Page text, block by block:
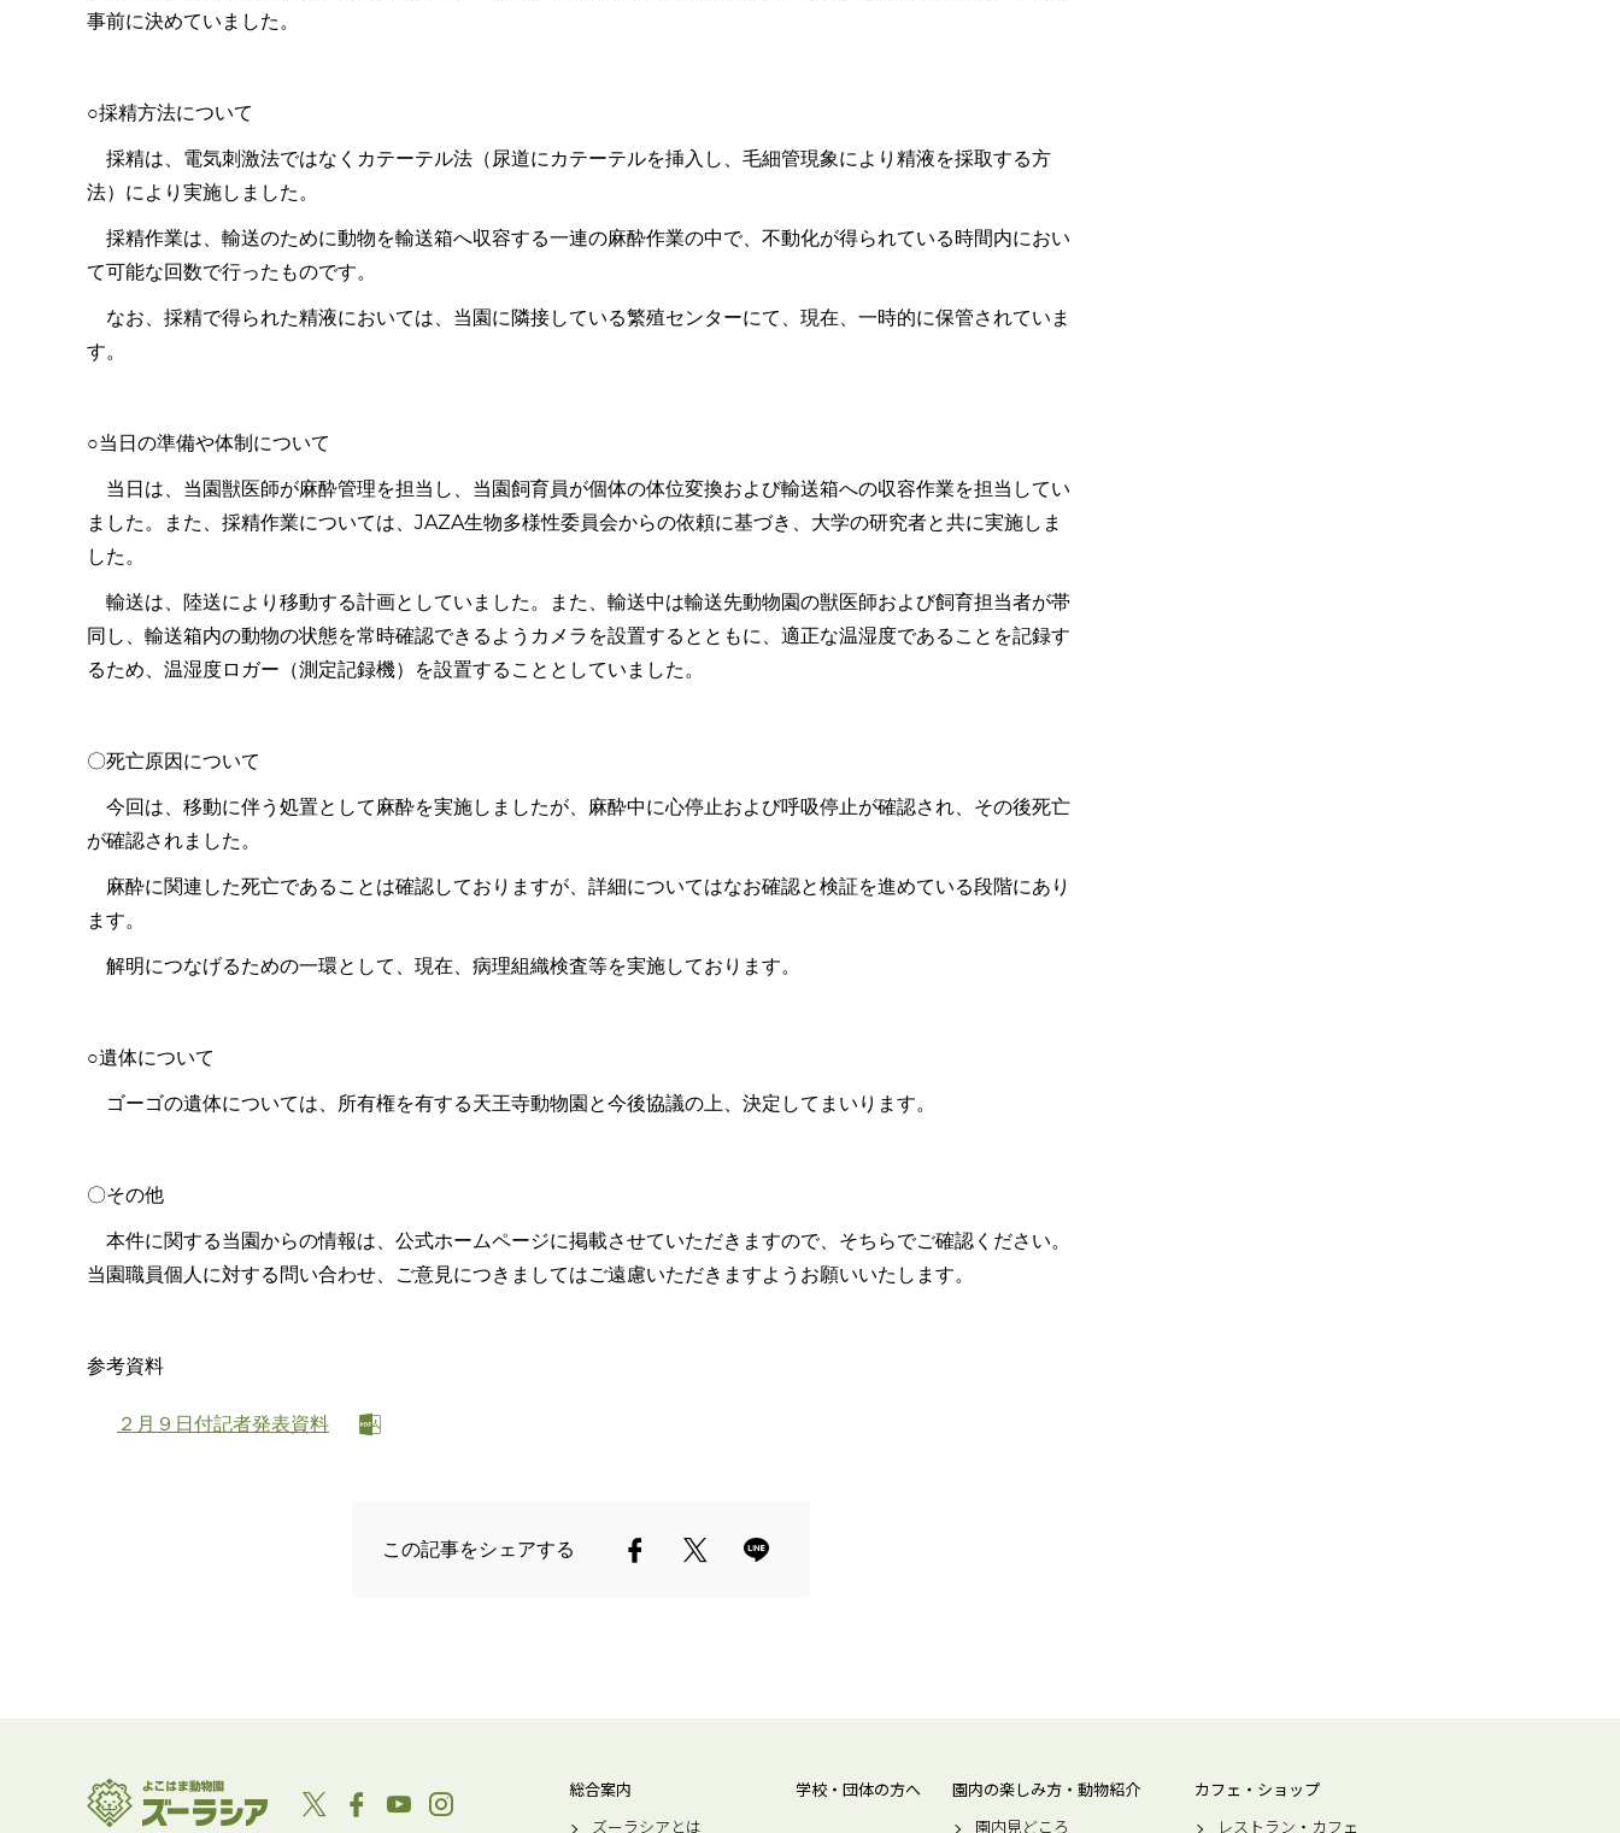
事前に決めていました。
○採精方法について
採精は、電気刺激法ではなくカテーテル法（尿道にカテーテルを挿入し、毛細管現象により精液を採取する方
法）により実施しました。
採精作業は、輸送のために動物を輸送箱へ収容する一連の麻酔作業の中で、不動化が得られている時間内におい
て可能な回数で行ったものです。
なお、採精で得られた精液においては、当園に隣接している繁殖センターにて、現在、一時的に保管されていま
す。
○当日の準備や体制について
当日は、当園獣医師が麻酔管理を担当し、当園飼育員が個体の体位変換および輸送箱への収容作業を担当してい
ました。また、採精作業については、JAZA生物多様性委員会からの依頼に基づき、大学の研究者と共に実施しま
した。
輸送は、陸送により移動する計画としていました。また、輸送中は輸送先動物園の獣医師および飼育担当者が帯
同し、輸送箱内の動物の状態を常時確認できるようカメラを設置するとともに、適正な温湿度であることを記録す
るため、温湿度ロガー（測定記録機）を設置することとしていました。
〇死亡原因について
今回は、移動に伴う処置として麻酔を実施しましたが、麻酔中に心停止および呼吸停止が確認され、その後死亡
が確認されました。
麻酔に関連した死亡であることは確認しておりますが、詳細についてはなお確認と検証を進めている段階にあり
ます。
解明につなげるための一環として、現在、病理組織検査等を実施しております。
○遺体について
ゴーゴの遺体については、所有権を有する天王寺動物園と今後協議の上、決定してまいります。
〇その他
本件に関する当園からの情報は、公式ホームページに掲載させていただきますので、そちらでご確認ください。
当園職員個人に対する問い合わせ、ご意見につきましてはご遠慮いただきますようお願いいたします。
参考資料
２月９日付記者発表資料
この記事をシェアする
総合案内
ズーラシアとは
学校・団体の方へ
園内の楽しみ方・動物紹介
園内見どころ
カフェ・ショップ
レストラン・カフェ